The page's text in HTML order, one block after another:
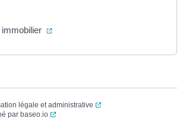
(ouverture dans un nouvel onglet)
légale et administrative
(ouverture dans un
par baseo.io (ouverture dans un nouvel onglet)